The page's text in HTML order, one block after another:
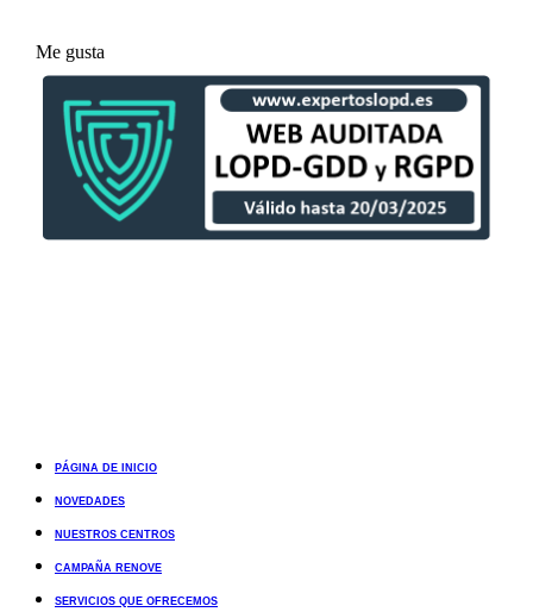
Me gusta
PÁGINA DE INICIO
NOVEDADES
NUESTROS CENTROS
CAMPAÑA RENOVE
SERVICIOS QUE OFRECEMOS